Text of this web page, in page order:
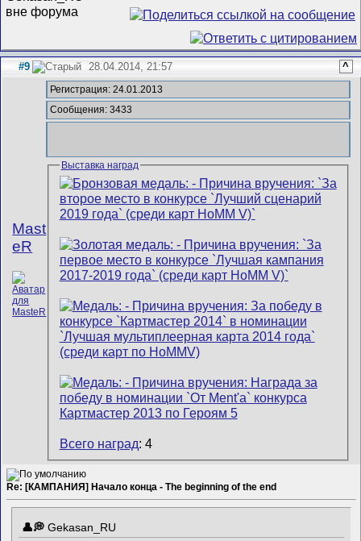
#9 28.04.2014, 21:57 ^
Mast
eR
Регистрация: 24.01.2013
Сообщения: 3433
Выставка наград
Всего наград: 4
Re: [КАМПАНИЯ] Начало конца - The beginning of the end
Gekasan_RU